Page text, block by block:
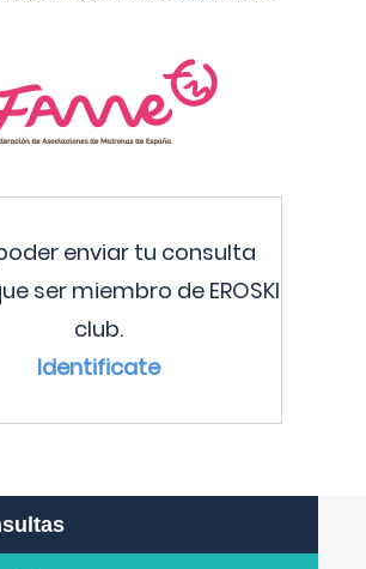
enviar tu consulta
ser miembro de EROSKI
club.
Identificate